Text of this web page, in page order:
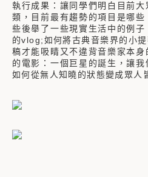
執行成果：讓同學們明白目前
類，目前最有趨勢的項目是哪
些後舉了一些現實生活中的例
的vlog;如何將古典音樂界的小
稿才能吸睛又不違背音樂家本
的電影：一個巨星的誕生，讓
如何從無人知曉的狀態變成眾人